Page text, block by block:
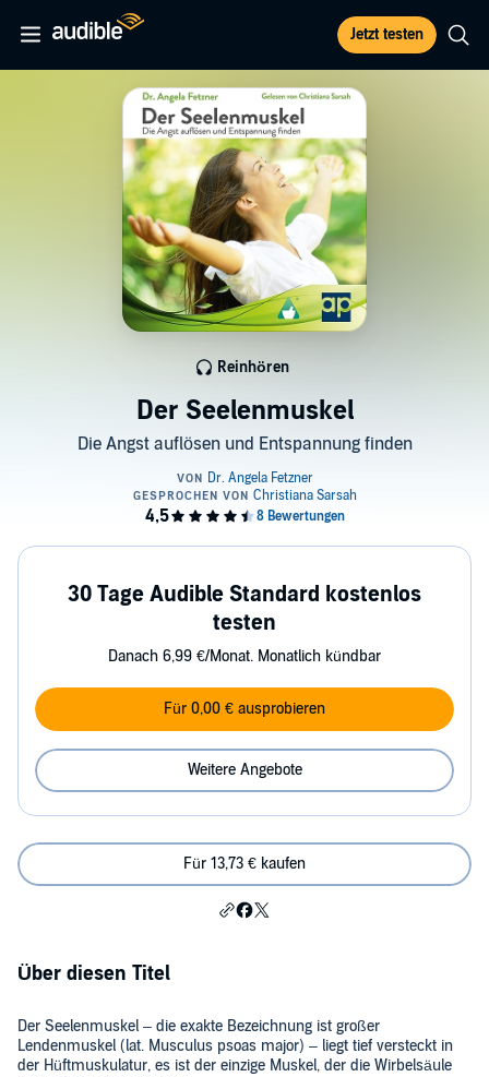
Jetzt testen
Der Seelenmuskel
Die Angst auflösen und Entspannung finden
Reinhören
30 Tage Audible Standard kostenlos
testen
Danach 6,99 €/Monat. Monatlich kündbar
Für 0,00 € ausprobieren
Weitere Angebote
Für 13,73 € kaufen
Über diesen Titel
Der Seelenmuskel – die exakte Bezeichnung ist großer
Lendenmuskel (lat. Musculus psoas major) – liegt tief versteckt in
der Hüftmuskulatur, es ist der einzige Muskel, der die Wirbelsäule